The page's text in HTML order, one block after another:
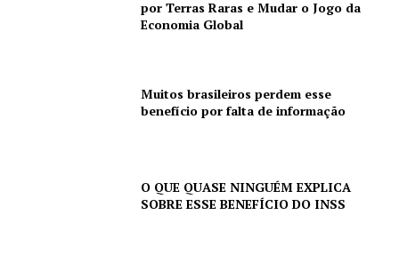
por Terras Raras e Mudar o Jogo da
Economia Global
Muitos brasileiros perdem esse
benefício por falta de informação
O QUE QUASE NINGUÉM EXPLICA
SOBRE ESSE BENEFÍCIO DO INSS